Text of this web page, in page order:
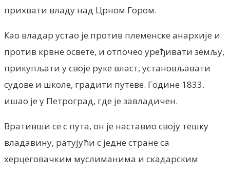
прихвати владу над Црном Гором.
Као владар устао је против племенске анархије и
против крвне освете, и отпочео уређивати земљу,
прикупљати у своје руке власт, установљавати
судове и школе, градити путеве. Године 1833.
ишао је у Петроград, где је завладичен.
Вративши се с пута, он је наставио своју тешку
владавину, ратујући с једне стране са
херцеговачким муслиманима и скадарским